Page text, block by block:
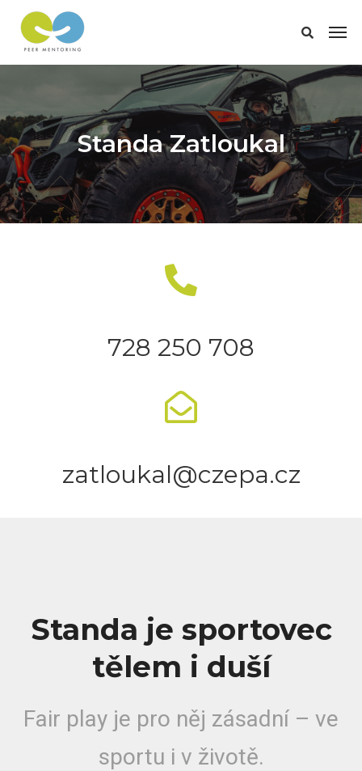
Standa Zatloukal
728 250 708
zatloukal@czepa.cz
Standa je sportovec
tělem i duší
Fair play je pro něj zásadní – ve
sportu i v životě.